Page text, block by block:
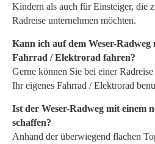
Kindern als auch für Einsteiger, die
Radreise unternehmen möchten.
Kann ich auf dem Weser-Radweg
Fahrrad / Elektrorad fahren?
Gerne können Sie bei einer
Ihr eigenes Fahrrad / Elektrorad
Ist der Weser-Radweg mit einem
schaffen?
Anhand der überwiegend flachen